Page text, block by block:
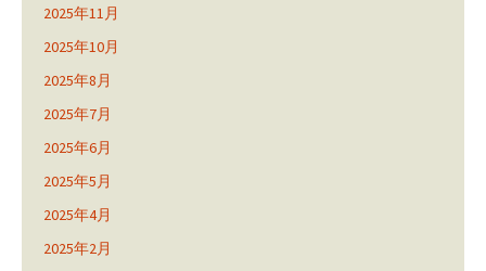
2025年11月
2025年10月
2025年8月
2025年7月
2025年6月
2025年5月
2025年4月
2025年2月